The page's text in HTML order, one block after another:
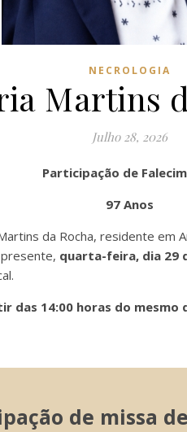
NECROLOGIA
Martins
Julho 28, 2026
Participação de
97 Anos
da Rocha, residente em
quarta-feira, dia 29
das 14:00 horas do mesmo
de missa